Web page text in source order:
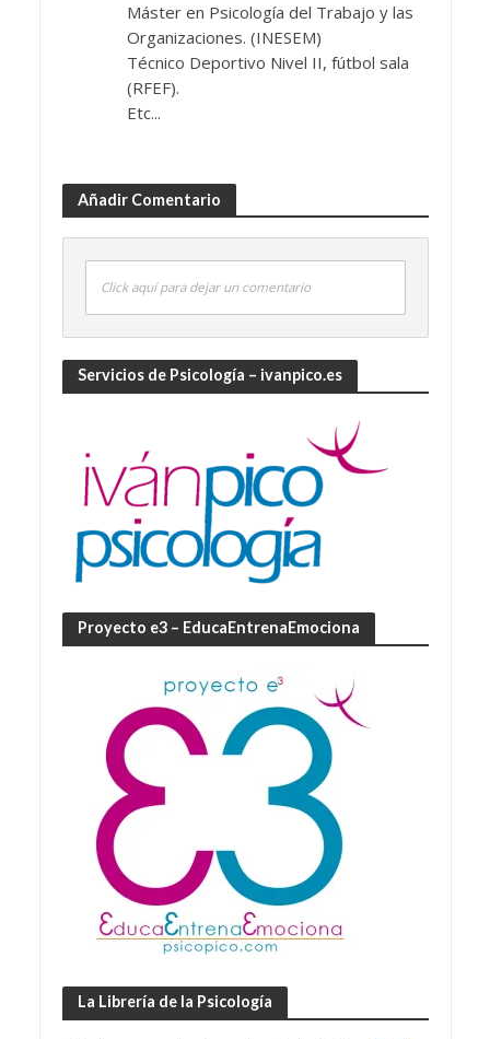
Máster en Psicología del Trabajo y las
Organizaciones. (INESEM)
Técnico Deportivo Nivel II, fútbol sala
(RFEF).
Etc...
Añadir Comentario
Click aquí para dejar un comentario
Servicios de Psicología – ivanpico.es
Proyecto e3 – EducaEntrenaEmociona
La Librería de la Psicología